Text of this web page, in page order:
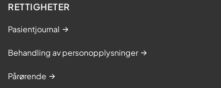
RETTIGHETER
Pasientjournal
Behandling av personopplysninger
Pårørende